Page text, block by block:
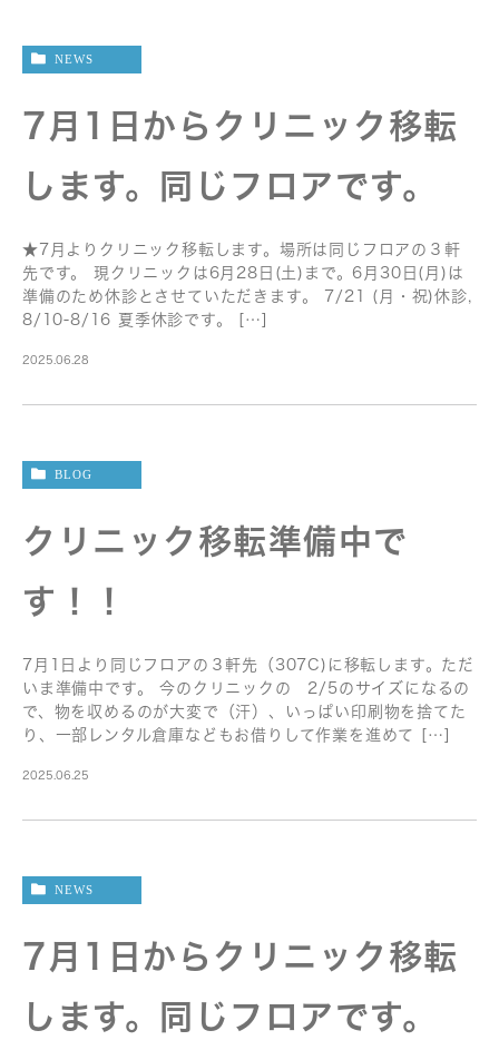
NEWS
7月1日からクリニック移転
します。同じフロアです。
★7月よりクリニック移転します。場所は同じフロアの３軒
先です。 現クリニックは6月28日(土)まで。6月30日(月)は
準備のため休診とさせていただきます。 7/21 (月・祝)休診,
8/10-8/16 夏季休診です。 […]
2025.06.28
BLOG
クリニック移転準備中で
す！！
7月1日より同じフロアの３軒先（307C)に移転します。ただ
いま準備中です。 今のクリニックの 2/5のサイズになるの
で、物を収めるのが大変で（汗）、いっぱい印刷物を捨てた
り、一部レンタル倉庫などもお借りして作業を進めて […]
2025.06.25
NEWS
7月1日からクリニック移転
します。同じフロアです。